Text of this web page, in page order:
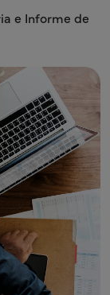
e Informe de